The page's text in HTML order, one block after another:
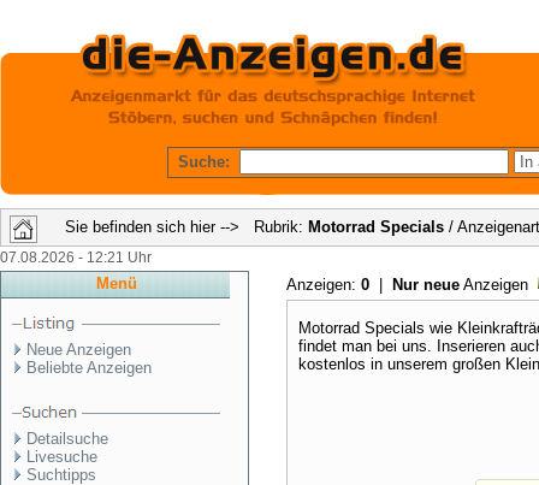
Suche:
Sie befinden sich hier --> Rubrik: Motorrad Specials /
07.08.2026 - 12:21 Uhr
Menü
Neue Anzeigen
Beliebte Anzeigen
Detailsuche
Livesuche
Suchtipps
Anzeigen: 0 Nur neue Anzeigen
Motorrad Specials wie
findet man bei uns. Inserieren
kostenlos in unserem großen